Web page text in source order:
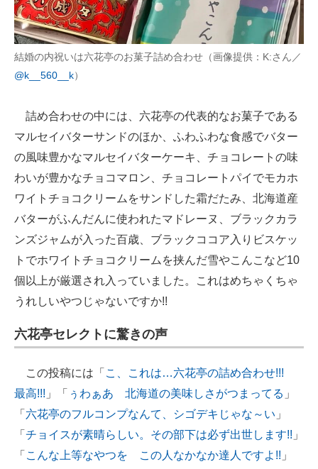
結婚の内祝いは六花亭のお菓子詰め合わせ（画像提供：K:さん／
@k__560__k）
詰め合わせの中には、六花亭の代表的なお菓子である
マルセイバターサンドのほか、ふわふわな食感でバター
の風味豊かなマルセイバターケーキ、チョコレートの味
わいが豊かなチョコマロン、チョコレートパイでモカホ
ワイトチョコクリームをサンドした霜だたみ、北海道産
バターがふんだんに使われたマドレーヌ、ブラックカラ
ンズジャムが入った百歳、ブラックココア入りビスケッ
トでホワイトチョコクリームを挟んだ雪やこんこなど10
個以上が厳選され入っていました。これはめちゃくちゃ
うれしいやつじゃないですか!!
六花亭セレクトに驚きの声
この投稿には「 こ、これは…六花亭の詰め合わせ!!!
最高!!! 」「 ぅわぁあ 北海道の美味しさがつまってる 」
「 六花亭のフルコンプなんて、シゴデキじゃな～い 」
「 チョイスが素晴らしい。その部下は必ず出世します!! 」
「 こんな上等なやつを この人なかなか達人ですよ!! 」